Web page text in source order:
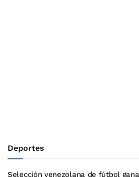
Deportes
Selección venezolana de fútbol